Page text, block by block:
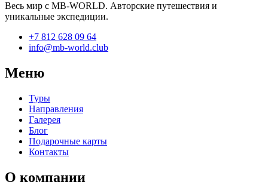
Весь мир с MB-WORLD. Авторские путешествия и
уникальные экспедиции.
+7 812 628 09 64
info@mb-world.club
Меню
Туры
Направления
Галерея
Блог
Подарочные карты
Контакты
О компании